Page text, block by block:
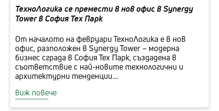
ТехноЛогика се премести в нов офис в Synergy
Tower в София Тех Парк
От началото на февруари ТехноЛогика е в нов
офис, разположен в Synergy Tower – модерна
бизнес сграда в София Тех Парк, създадена в
съответствие с най-новите технологични и
архитектурни тенденции....
виж повече